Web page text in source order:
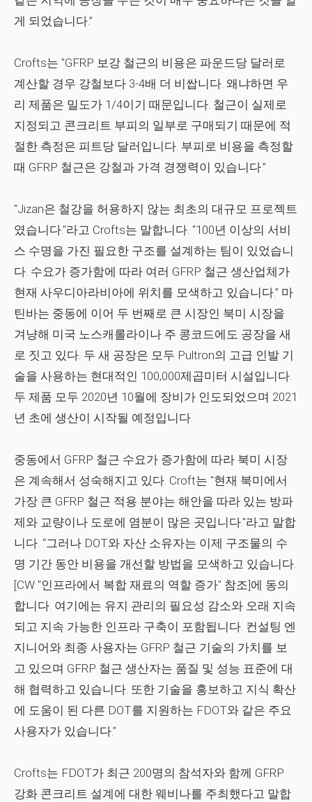
게 되었습니다.”
Crofts는 "GFRP 보강 철근의 비용은 파운드당 달러로
계산할 경우 강철보다 3-4배 더 비쌉니다. 왜냐하면 우
리 제품은 밀도가 1/4이기 때문입니다. 철근이 실제로
지정되고 콘크리트 부피의 일부로 구매되기 때문에 적
절한 측정은 피트당 달러입니다. 부피로 비용을 측정할
때 GFRP 철근은 강철과 가격 경쟁력이 있습니다.”
"Jizan은 철강을 허용하지 않는 최초의 대규모 프로젝트
였습니다."라고 Crofts는 말합니다. “100년 이상의 서비
스 수명을 가진 필요한 구조를 설계하는 팀이 있었습니
다. 수요가 증가함에 따라 여러 GFRP 철근 생산업체가
현재 사우디아라비아에 위치를 모색하고 있습니다.” 마
틴바는 중동에 이어 두 번째로 큰 시장인 북미 시장을
겨냥해 미국 노스캐롤라이나 주 콩코드에도 공장을 새
로 짓고 있다. 두 새 공장은 모두 Pultron의 고급 인발 기
술을 사용하는 현대적인 100,000제곱미터 시설입니다.
두 제품 모두 2020년 10월에 장비가 인도되었으며 2021
년 초에 생산이 시작될 예정입니다.
중동에서 GFRP 철근 수요가 증가함에 따라 북미 시장
은 계속해서 성숙해지고 있다. Croft는 "현재 북미에서
가장 큰 GFRP 철근 적용 분야는 해안을 따라 있는 방파
제와 교량이나 도로에 염분이 많은 곳입니다."라고 말합
니다. “그러나 DOT와 자산 소유자는 이제 구조물의 수
명 기간 동안 비용을 개선할 방법을 모색하고 있습니다.
[CW "인프라에서 복합 재료의 역할 증가" 참조]에 동의
합니다. 여기에는 유지 관리의 필요성 감소와 오래 지속
되고 지속 가능한 인프라 구축이 포함됩니다. 컨설팅 엔
지니어와 최종 사용자는 GFRP 철근 기술의 가치를 보
고 있으며 GFRP 철근 생산자는 품질 및 성능 표준에 대
해 협력하고 있습니다. 또한 기술을 홍보하고 지식 확산
에 도움이 된 다른 DOT를 지원하는 FDOT와 같은 주요
사용자가 있습니다.”
Crofts는 FDOT가 최근 200명의 참석자와 함께 GFRP
강화 콘크리트 설계에 대한 웨비나를 주최했다고 말합